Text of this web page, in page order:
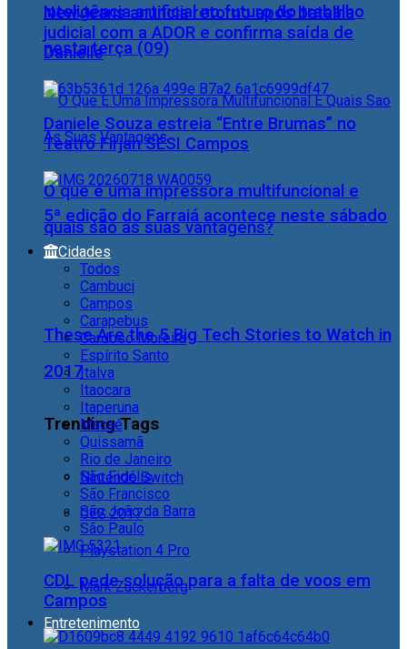
inteligência artificial no futuro do trabalho
nesta terça (09)
O que é uma impressora multifuncional e
quais são as suas vantagens?
These Are the 5 Big Tech Stories to Watch in
2017
Trending Tags
Nintendo Switch
CES 2017
Playstation 4 Pro
Mark Zuckerberg
Entretenimento
NewJeans anuncia retorno após batalha
judicial com a ADOR e confirma saída de
Danielle
Daniele Souza estreia “Entre Brumas” no
Teatro Firjan SESI Campos
5ª edição do Farraiá acontece neste sábado
Cidades
Todos
Cambuci
Campos
Carapebus
Cardoso Moreira
Espírito Santo
Italva
Itaocara
Itaperuna
Macaé
Quissamã
Rio de Janeiro
São Fidélis
São Francisco
São João da Barra
São Paulo
CDL pede solução para a falta de voos em
Campos